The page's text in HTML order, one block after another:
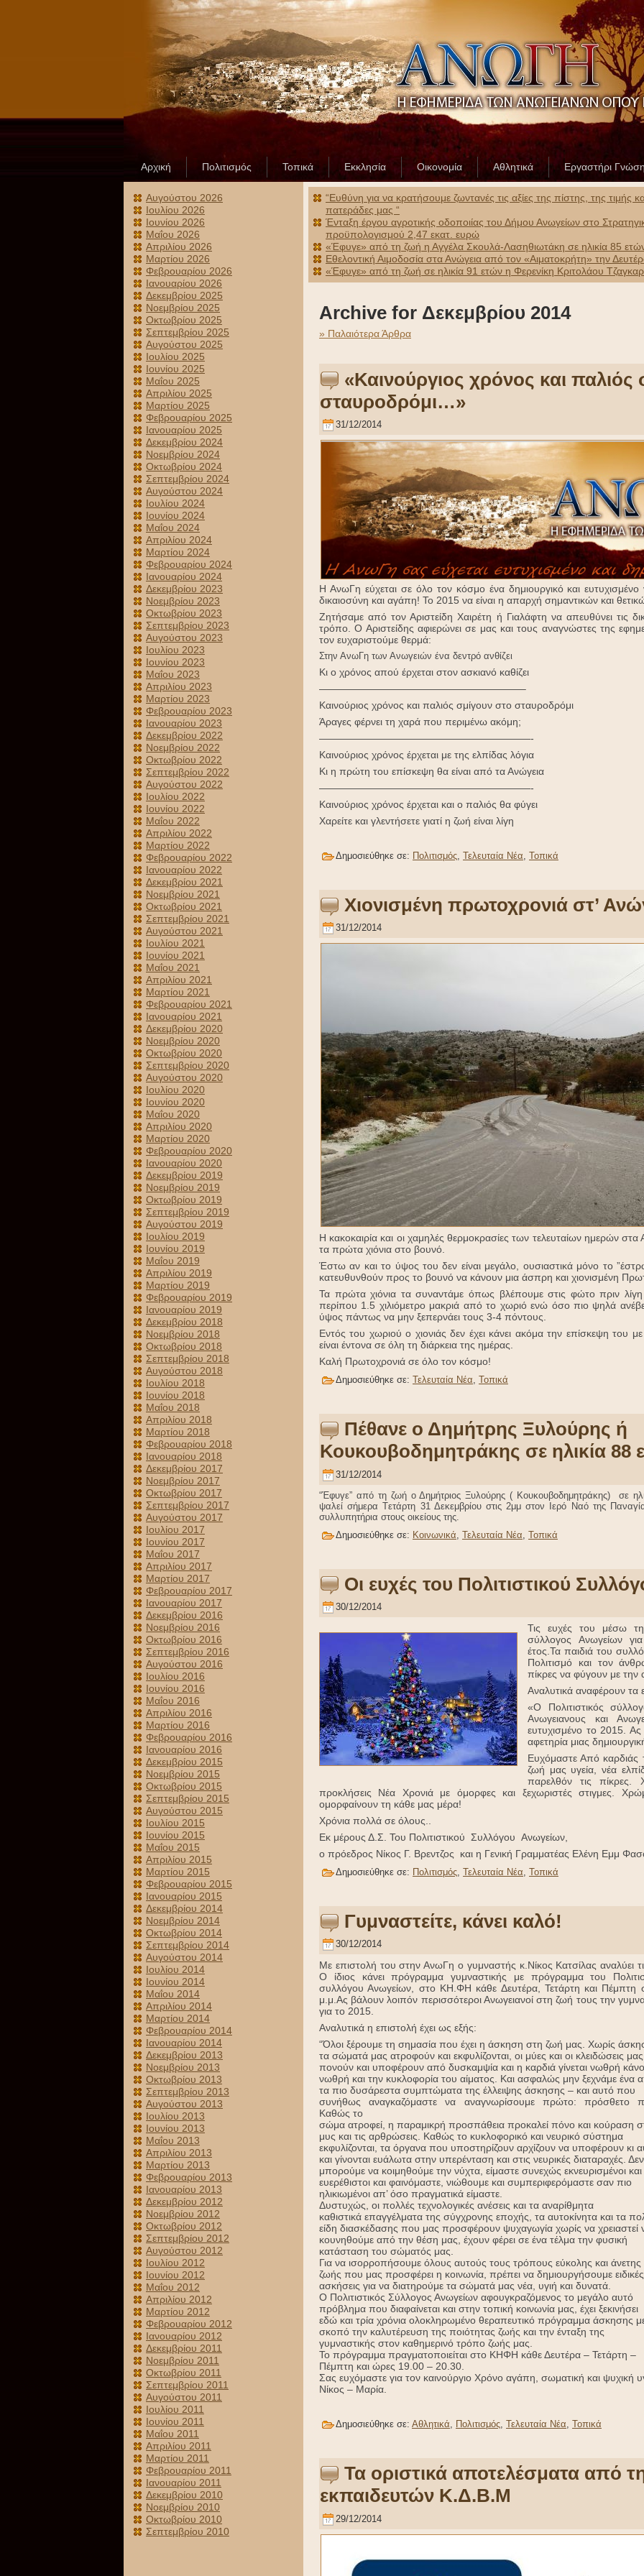
Αρχική Πολιτισμός Τοπικά Εκκλησία Οικονομία Αθλητικά Εργαστήρι
Αυγούστου 2026
Ιουλίου 2026
Ιουνίου 2026
Μαΐου 2026
Απριλίου 2026
Μαρτίου 2026
Φεβρουαρίου 2026
Ιανουαρίου 2026
Δεκεμβρίου 2025
Νοεμβρίου 2025
Οκτωβρίου 2025
Σεπτεμβρίου 2025
Αυγούστου 2025
Ιουλίου 2025
Ιουνίου 2025
Μαΐου 2025
Απριλίου 2025
Μαρτίου 2025
Φεβρουαρίου 2025
Ιανουαρίου 2025
Δεκεμβρίου 2024
Νοεμβρίου 2024
Οκτωβρίου 2024
Σεπτεμβρίου 2024
Αυγούστου 2024
Ιουλίου 2024
Ιουνίου 2024
Μαΐου 2024
Απριλίου 2024
Μαρτίου 2024
Φεβρουαρίου 2024
Ιανουαρίου 2024
Δεκεμβρίου 2023
Νοεμβρίου 2023
Οκτωβρίου 2023
Σεπτεμβρίου 2023
Αυγούστου 2023
Ιουλίου 2023
Ιουνίου 2023
Μαΐου 2023
Απριλίου 2023
Μαρτίου 2023
Φεβρουαρίου 2023
Ιανουαρίου 2023
Δεκεμβρίου 2022
Νοεμβρίου 2022
Οκτωβρίου 2022
Σεπτεμβρίου 2022
Αυγούστου 2022
Ιουλίου 2022
Ιουνίου 2022
Μαΐου 2022
Απριλίου 2022
Μαρτίου 2022
Φεβρουαρίου 2022
Ιανουαρίου 2022
Δεκεμβρίου 2021
Νοεμβρίου 2021
Οκτωβρίου 2021
Σεπτεμβρίου 2021
Αυγούστου 2021
Ιουλίου 2021
Ιουνίου 2021
Μαΐου 2021
Απριλίου 2021
Μαρτίου 2021
Φεβρουαρίου 2021
Ιανουαρίου 2021
Δεκεμβρίου 2020
Νοεμβρίου 2020
Οκτωβρίου 2020
Σεπτεμβρίου 2020
Αυγούστου 2020
Ιουλίου 2020
Ιουνίου 2020
Μαΐου 2020
Απριλίου 2020
Μαρτίου 2020
Φεβρουαρίου 2020
Ιανουαρίου 2020
Δεκεμβρίου 2019
Νοεμβρίου 2019
Οκτωβρίου 2019
Σεπτεμβρίου 2019
Αυγούστου 2019
Ιουλίου 2019
Ιουνίου 2019
Μαΐου 2019
Απριλίου 2019
Μαρτίου 2019
Φεβρουαρίου 2019
Ιανουαρίου 2019
Δεκεμβρίου 2018
Νοεμβρίου 2018
Οκτωβρίου 2018
Σεπτεμβρίου 2018
Αυγούστου 2018
Ιουλίου 2018
Ιουνίου 2018
Μαΐου 2018
Απριλίου 2018
Μαρτίου 2018
Φεβρουαρίου 2018
Ιανουαρίου 2018
Δεκεμβρίου 2017
Νοεμβρίου 2017
Οκτωβρίου 2017
Σεπτεμβρίου 2017
Αυγούστου 2017
Ιουλίου 2017
Ιουνίου 2017
Μαΐου 2017
Απριλίου 2017
Μαρτίου 2017
Φεβρουαρίου 2017
Ιανουαρίου 2017
Δεκεμβρίου 2016
Νοεμβρίου 2016
Οκτωβρίου 2016
Σεπτεμβρίου 2016
Αυγούστου 2016
Ιουλίου 2016
Ιουνίου 2016
Μαΐου 2016
Απριλίου 2016
Μαρτίου 2016
Φεβρουαρίου 2016
Ιανουαρίου 2016
Δεκεμβρίου 2015
Νοεμβρίου 2015
Οκτωβρίου 2015
Σεπτεμβρίου 2015
Αυγούστου 2015
Ιουλίου 2015
Ιουνίου 2015
Μαΐου 2015
Απριλίου 2015
Μαρτίου 2015
Φεβρουαρίου 2015
Ιανουαρίου 2015
Δεκεμβρίου 2014
Νοεμβρίου 2014
Οκτωβρίου 2014
Σεπτεμβρίου 2014
Αυγούστου 2014
Ιουλίου 2014
Ιουνίου 2014
Μαΐου 2014
Απριλίου 2014
Μαρτίου 2014
Φεβρουαρίου 2014
Ιανουαρίου 2014
Δεκεμβρίου 2013
Νοεμβρίου 2013
Οκτωβρίου 2013
Σεπτεμβρίου 2013
Αυγούστου 2013
Ιουλίου 2013
Ιουνίου 2013
Μαΐου 2013
Απριλίου 2013
Μαρτίου 2013
Φεβρουαρίου 2013
Ιανουαρίου 2013
Δεκεμβρίου 2012
Νοεμβρίου 2012
Οκτωβρίου 2012
Σεπτεμβρίου 2012
Αυγούστου 2012
Ιουλίου 2012
Ιουνίου 2012
Μαΐου 2012
Απριλίου 2012
Μαρτίου 2012
Φεβρουαρίου 2012
Ιανουαρίου 2012
Δεκεμβρίου 2011
Νοεμβρίου 2011
Οκτωβρίου 2011
Σεπτεμβρίου 2011
Αυγούστου 2011
Ιουλίου 2011
Ιουνίου 2011
Μαΐου 2011
Απριλίου 2011
Μαρτίου 2011
Φεβρουαρίου 2011
Ιανουαρίου 2011
Δεκεμβρίου 2010
Νοεμβρίου 2010
Οκτωβρίου 2010
Σεπτεμβρίου 2010
“Ευθύνη για να κρατήσουμε ζωντανές τις αξίες της πίστης, της
πατεράδες μας “
Ένταξη έργου αγροτικής οδοποιίας του Δήμου Ανωγείων στο
προϋπολογισμού 2,47 εκατ. ευρώ
«Έφυγε» από τη ζωή η Αγγέλα Σκουλά-Λασηθιωτάκη σε ηλικία 85
Εθελοντική Αιμοδοσία στα Ανώγεια από τον «Αιματοκρήτη» την
«Έφυγε» από τη ζωή σε ηλικία 91 ετών η Φερενίκη Κριτολάου
Archive for Δεκεμβρίου 2014
» Παλαιότερα Άρθρα
«Καινούργιος χρόνος και παλιός
σταυροδρόμι…»
31/12/2014
Η ΑνωΓη εύχεται σε όλο τον κόσμο ένα δημιουργικό και ευτυχισμένο
δικαιοσύνη και αγάπη! Το 2015 να είναι η απαρχή σημαντικών και
Ζητήσαμε από τον Αριστείδη Χαιρέτη ή Γιαλάφτη να απευθύνει τις
τρόπο. Ο Αριστείδης αφιερώνει σε μας και τους αναγνώστες της
τον ευχαριστούμε θερμά:
Στην ΑνωΓη των Ανωγειών ένα δεντρό ανθίζει
Κι ο χρόνος απού έρχεται στον ασκιανό καθίζει
————————————————————–
Καινούριος χρόνος και παλιός σμίγουν στο σταυροδρόμι
Άραγες φέρνει τη χαρά που περιμένω ακόμη;
—————————————————————-
Καινούριος χρόνος έρχεται με της ελπίδας λόγια
Κι η πρώτη του επίσκεψη θα είναι από τα Ανώγεια
—————————————————————-
Καινούριος χρόνος έρχεται και ο παλιός θα φύγει
Χαρείτε και γλεντήσετε γιατί η ζωή είναι λίγη
Δημοσιεύθηκε σε: Πολιτισμός, Τελευταία Νέα, Τοπικά
Χιονισμένη πρωτοχρονιά στ’
31/12/2014
H κακοκαιρία και οι χαμηλές θερμοκρασίες των τελευταίων ημερών
τα πρώτα χιόνια στο βουνό.
Έστω αν και το ύψος του δεν είναι μεγάλο, ουσιαστικά μόνο το
κατευθυνθούν προς το βουνό να κάνουν μια άσπρη και χιονισμένη
Τα πρώτα χιόνια τα συναντάμε όπως βλέπουμε στις φώτο πριν
περίπου 1.5 χιλιόμετρο μακριά από το χωριό ενώ όσο πιο ψηλά
ύψος πάντως να μην ξεπερνάει τους 3-4 πόντους.
Εντός του χωριού ο χιονιάς δεν έχει κάνει ακόμα την επίσκεψη του
είναι έντονα σε όλη τη διάρκεια της ημέρας.
Καλή Πρωτοχρονιά σε όλο τον κόσμο!
Δημοσιεύθηκε σε: Τελευταία Νέα, Τοπικά
Πέθανε ο Δημήτρης Ξυλούρης ή
Κουκουβοδημητράκης σε ηλικία 88
31/12/2014
“Έφυγε” από τη ζωή ο Δημήτριος Ξυλούρης ( Kουκουβοδημητράκης) σε
ψαλεί σήμερα Tετάρτη 31 Δεκεμβρίου στις 2μμ στον Ιερό Ναό της
συλλυπητήρια στους οικείους της.
Δημοσιεύθηκε σε: Κοινωνικά Τελευταία Νέα Τοπικά
Οι ευχές του Πολιτιστικού
30/12/2014
Τις ευχές του μέσω
σύλλογος Ανωγείων
έτος.Τα παιδιά του
Πολιτισμό και τον
πίκρες να φύγουν με
Αναλυτικά αναφέρουν τα
«Ο Πολιτιστικός
Ανωγειανους και
ευτυχισμένο το 2015. Ας
αφετηρία μιας
Ευχόμαστε Από καρδιάς
ζωή μας υγεία, νέα
παρελθόν τις πίκρες.
προκλήσεις Νέα Χρονιά με όμορφες και ξεχωριστές στιγμες.
ομορφαίνουν τη κάθε μας μέρα!
Χρόνια πολλά σε όλους..
Εκ μέρους Δ.Σ. Του Πολιτιστικού Συλλόγου Ανωγείων,
ο πρόεδρος Νίκος Γ. Βρεντζος και η Γενική Γραμματέας Ελένη Εμμ
Δημοσιεύθηκε σε: Πολιτισμός, Τελευταία Νέα, Τοπικά
Γυμναστείτε, κάνει καλό!
30/12/2014
Με επιστολή του στην ΑνωΓη ο γυμναστής κ.Νίκος Κατσίλας αναλύει
Ο ίδιος κάνει πρόγραμμα γυμναστικής με πρόγραμμα του
συλλόγου Ανωγείων, στο ΚΗ.ΦΗ κάθε Δευτέρα, Τετάρτη και Πέμπτη
μ.μ.Ας βάλουν λοιπόν περισσότεροι Ανωγειανοί στη ζωή τους την
για το 2015.
Αναλυτικά η επιστολή έχει ως εξής:
“Όλοι ξέρουμε τη σημασία που έχει η άσκηση στη ζωή μας. Χωρίς
τα σώματά μας ατροφούν και εκφυλίζονται, οι μύες και οι κλειδώσεις μας
πονούν και υποφέρουν από δυσκαμψία και η καρδιά γίνεται νωθρή
νωθρή και την κυκλοφορία του αίματος. Και ασφαλώς μην ξεχνάμε ένα
τα πιο δυσάρεστα συμπτώματα της έλλειψης άσκησης – και αυτό που
συνήθως αναγκαζόμαστε να αναγνωρίσουμε πρώτο: πρόσθετο
Καθώς το
σώμα ατροφεί, η παραμικρή προσπάθεια προκαλεί πόνο και κούραση
μυς και τις αρθρώσεις. Καθώς το κυκλοφορικό και νευρικό σύστημα
εκφυλίζονται, τα όργανα που υποστηρίζουν αρχίζουν να υποφέρουν κι
και γίνονται ευάλωτα στην υπερένταση και στις νευρικές διαταραχές. Δεν
μπορούμε να κοιμηθούμε την νύχτα, είμαστε συνεχώς εκνευρισμένοι και
ευερέθιστοι και φαινόμαστε, νιώθουμε και συμπεριφερόμαστε σαν πιο
ηλικιωμένοι απ’ όσο πραγματικά είμαστε.
Δυστυχώς, οι πολλές τεχνολογικές ανέσεις και τα αναρίθμητα
καθιστικά επαγγέλματα της σύγχρονης εποχής, τα αυτοκίνητα και τα
είδη διασκέδασης που μας προσφέρουν ψυχαγωγία χωρίς να χρειαστεί
κουνηθούμε από την θέση μας, έχουν φέρει σε ένα τέλμα την φυσική
κατάσταση του σώματός μας.
Για να ισορροπήσουμε όλους αυτούς τους τρόπους εύκολης και άνετης
ζωής που μας προσφέρει η κοινωνία, πρέπει να δημιουργήσουμε ειδικές
ασκήσεις για να διατηρούμε τα σώματά μας νέα, υγιή και δυνατά.
Ο Πολιτιστικός Σύλλογος Ανωγείων αφουγκραζόμενος το μεγάλο αυτό
πρόβλημα που διαφαίνεται και στην τοπική κοινωνία μας, έχει ξεκινήσει
εδώ και τρία χρόνια ολοκληρωμένο θεραπευτικό πρόγραμμα άσκησης
σκοπό την καλυτέρευση της ποιότητας ζωής και την ένταξη της
γυμναστικής στον καθημερινό τρόπο ζωής μας.
Το πρόγραμμα πραγματοποιείται στο ΚΗΦΗ κάθε Δευτέρα – Τετάρτη –
Πέμπτη και ώρες 19.00 – 20.30.
Σας ευχόμαστε για τον καινούργιο Χρόνο αγάπη, σωματική και ψυχική
Νίκος – Μαρία.
Δημοσιεύθηκε σε: Αθλητικά, Πολιτισμός, Τελευταία Νέα, Τοπικά
Τα οριστικά αποτελέσματα από
εκπαιδευτών Κ.Δ.Β.Μ
29/12/2014